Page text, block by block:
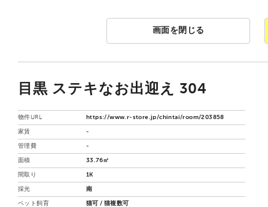
画面を閉じる
目黒 ステキなお出迎え 304
物件URL https://www.r-store.jp/chintai/room/203858
家賃 -
管理費 -
面積 33.76㎡
間取り 1K
採光 南
ペット飼育 猫可 / 猫複数可